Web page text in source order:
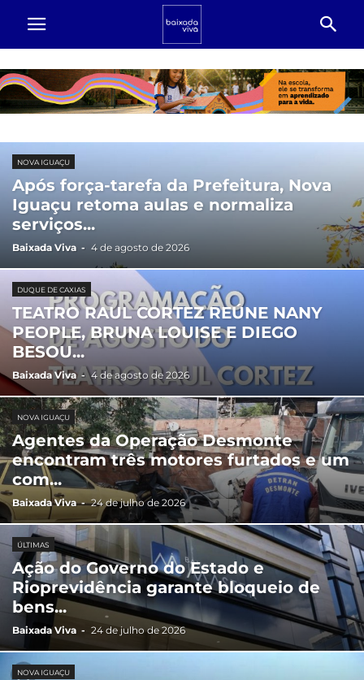
NOVA IGUAÇU
Após força-tarefa da Prefeitura, Nova
Iguaçu retoma aulas e normaliza
serviços...
Baixada Viva - 4 de agosto de 2026
DUQUE DE CAXIAS
TEATRO RAUL CORTEZ REÚNE NANY
PEOPLE, BRUNA LOUISE E DIEGO
BESOU...
Baixada Viva - 4 de agosto de 2026
NOVA IGUAÇU
Agentes da Operação Desmonte
encontram três motores furtados e um
com...
Baixada Viva - 24 de julho de 2026
ÚLTIMAS
Ação do Governo do Estado e
Rioprevidência garante bloqueio de
bens...
Baixada Viva - 24 de julho de 2026
NOVA IGUAÇU